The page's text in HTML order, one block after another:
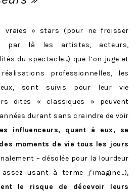
vraies » stars (pour ne froisser
par là les artistes, acteurs,
du spectacle…) que l’on juge et
professionnelles, les
sont suivis pour leur vie
dites « classiques » peuvent
durant sans craindre de voir
influenceurs, quant à eux, se
moments de vie tous les jours
– désolée pour la lourdeur
usant à terme j’imagine…),
le risque de décevoir leurs